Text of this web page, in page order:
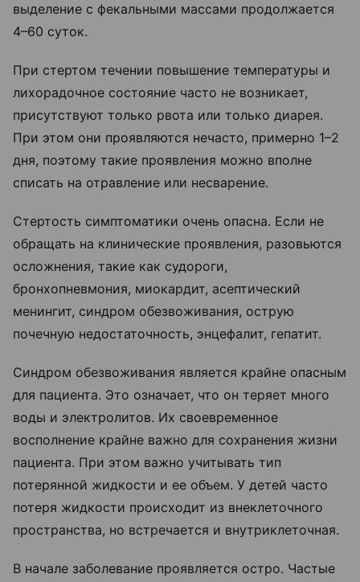
выделение с фекальными массами продолжается
4–60 суток.
При стертом течении повышение температуры и
лихорадочное состояние часто не возникает,
присутствуют только рвота или только диарея.
При этом они проявляются нечасто, примерно 1–2
дня, поэтому такие проявления можно вполне
списать на отравление или несварение.
Стертость симптоматики очень опасна. Если не
обращать на клинические проявления, разовьются
осложнения, такие как судороги,
бронхопневмония, миокардит, асептический
менингит, синдром обезвоживания, острую
почечную недостаточность, энцефалит, гепатит.
Синдром обезвоживания является крайне опасным
для пациента. Это означает, что он теряет много
воды и электролитов. Их своевременное
восполнение крайне важно для сохранения жизни
пациента. При этом важно учитывать тип
потерянной жидкости и ее объем. У детей часто
потеря жидкости происходит из внеклеточного
пространства, но встречается и внутриклеточная.
В начале заболевание проявляется остро. Частые